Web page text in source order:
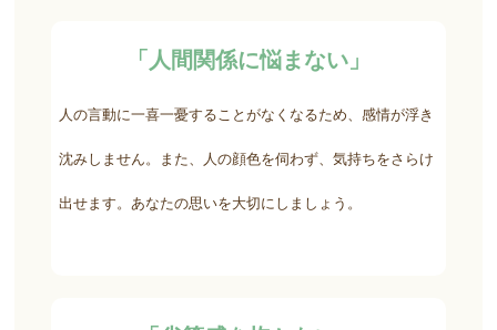
「人間関係に悩まない」
人の言動に一喜一憂することがなくなるため、感情が浮き
沈みしません。また、人の顔色を伺わず、気持ちをさらけ
出せます。あなたの思いを大切にしましょう。